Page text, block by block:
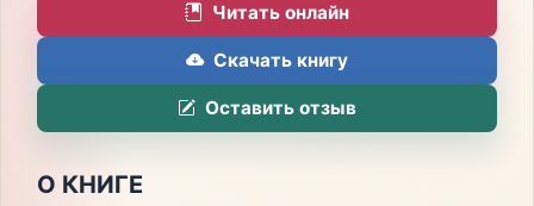
Читать онлайн
Скачать книгу
Оставить отзыв
О КНИГЕ